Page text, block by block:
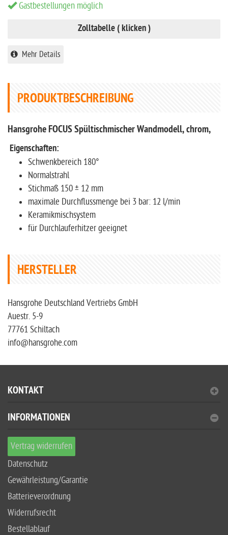
Gastbestellungen möglich
Zolltabelle ( klicken )
Mehr Details
PRODUKTBESCHREIBUNG
Hansgrohe FOCUS Spültischmischer Wandmodell, chrom,
Eigenschaften:
Schwenkbereich 180°
Normalstrahl
Stichmaß 150 ± 12 mm
maximale Durchflussmenge bei 3 bar: 12 l/min
Keramikmischsystem
für Durchlauferhitzer geeignet
HERSTELLER
Hansgrohe Deutschland Vertriebs GmbH
Auestr. 5-9
77761 Schiltach
info@hansgrohe.com
KONTAKT
INFORMATIONEN
Vertrag widerrufen
Datenschutz
Gewährleistung/Garantie
Batterieverordnung
Widerrufsrecht
Bestellablauf